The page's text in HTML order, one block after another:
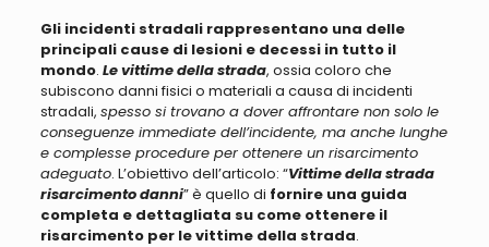
Gli incidenti stradali rappresentano una delle
principali cause di lesioni e decessi in tutto il
mondo. Le vittime della strada, ossia coloro che
subiscono danni fisici o materiali a causa di incidenti
stradali, spesso si trovano a dover affrontare non solo le
conseguenze immediate dell’incidente, ma anche lunghe
e complesse procedure per ottenere un risarcimento
adeguato. L’obiettivo dell’articolo: “Vittime della strada
risarcimento danni” è quello di fornire una guida
completa e dettagliata su come ottenere il
risarcimento per le vittime della strada.